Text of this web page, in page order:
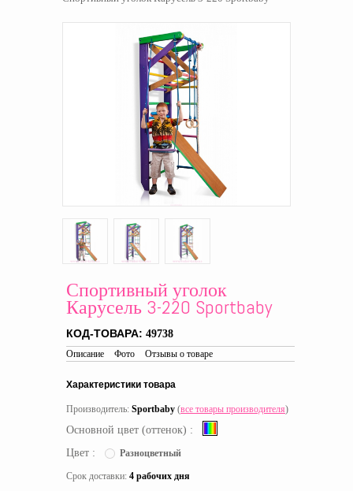
Спортивный уголок
Карусель 3-220 Sportbaby
КОД-ТОВАРА: 49738
Описание Фото Отзывы о товаре
Характеристики товара
Производитель: Sportbaby (все товары производителя)
Основной цвет (оттенок) :
Цвет :
Разноцветный
Срок доставки: 4 рабочих дня